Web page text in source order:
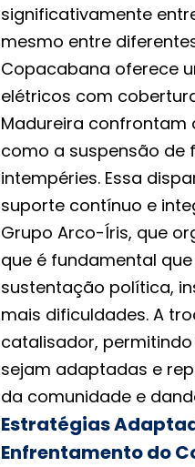
significativamente
mesmo entre
Copacabana oferece
elétricos com
Madureira confrontam
como a suspensão de
intempéries. Essa
suporte contínuo e
Grupo Arco-Íris, que
que é fundamental
sustentação política,
mais dificuldades. A
catalisador,
sejam adaptadas e
da comunidade e
Estratégias
Enfrentamento do